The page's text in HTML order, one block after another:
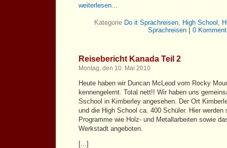
weiterlesen...
Kategorie Do it Sprachreisen, High School ,
Sprachreisen
0
Reisebericht Kanada Teil 2
Montag, den 10. Mai 2010
Heute haben wir Duncan McLeod vom Rocky
kennengelernt. Total nett!! Wir haben uns
Sschool in Kimberley angesehen. Der Ort
und die High School ca. 400 Schüler. Hier werden
Programme wie Holz- und Metallarbeiten sowie
Werkstadt angeboten.
[...]